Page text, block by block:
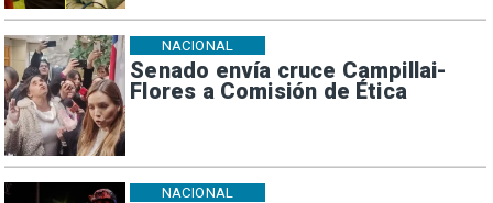
Senado envía cruce Campillai-
Flores a Comisión de Ética
NACIONAL
NACIONAL